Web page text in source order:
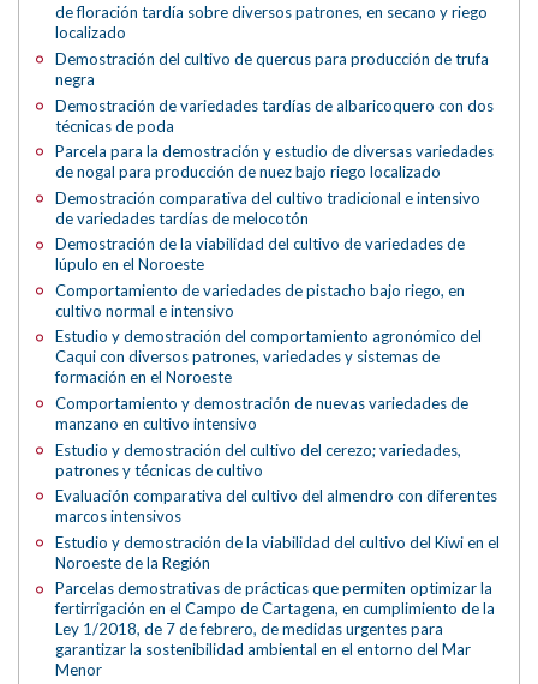
de floración tardía sobre diversos patrones, en secano y riego
localizado
Demostración del cultivo de quercus para producción de trufa
negra
Demostración de variedades tardías de albaricoquero con dos
técnicas de poda
Parcela para la demostración y estudio de diversas variedades
de nogal para producción de nuez bajo riego localizado
Demostración comparativa del cultivo tradicional e intensivo
de variedades tardías de melocotón
Demostración de la viabilidad del cultivo de variedades de
lúpulo en el Noroeste
Comportamiento de variedades de pistacho bajo riego, en
cultivo normal e intensivo
Estudio y demostración del comportamiento agronómico del
Caqui con diversos patrones, variedades y sistemas de
formación en el Noroeste
Comportamiento y demostración de nuevas variedades de
manzano en cultivo intensivo
Estudio y demostración del cultivo del cerezo; variedades,
patrones y técnicas de cultivo
Evaluación comparativa del cultivo del almendro con diferentes
marcos intensivos
Estudio y demostración de la viabilidad del cultivo del Kiwi en el
Noroeste de la Región
Parcelas demostrativas de prácticas que permiten optimizar la
fertirrigación en el Campo de Cartagena, en cumplimiento de la
Ley 1/2018, de 7 de febrero, de medidas urgentes para
garantizar la sostenibilidad ambiental en el entorno del Mar
Menor